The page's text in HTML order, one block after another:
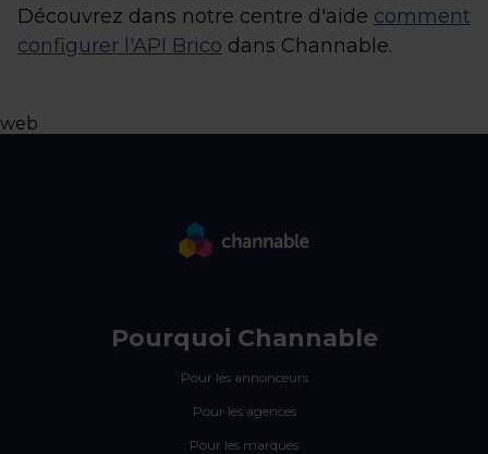
Découvrez dans notre centre d'aide comment
configurer l'API Brico dans Channable.
web
Pourquoi Channable
Pour les annonceurs
Pour les agences
Pour les marques